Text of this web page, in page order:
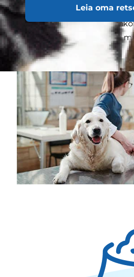
Leia oma
levimise ulatust. Kogutud
loomaarstil või
võimalik panna diagnoos ja